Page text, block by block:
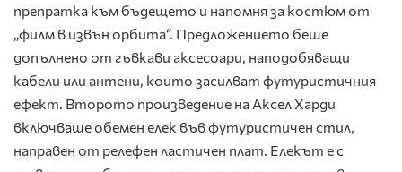
препратка към бъдещето и напомня за костюм от
„филм в извън орбита“. Предложението беше
допълнено от гъвкави аксесоари, наподобяващи
кабели или антени, които засилват футуристичния
ефект. Второто произведение на Аксел Харди
включваше обемен елек във футуристичен стил,
направен от релефен ластичен плат. Елекът е с